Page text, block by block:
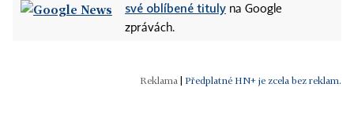
své oblíbené tituly na Google
zprávách.
Předplatné HN+ je zcela bez reklam.